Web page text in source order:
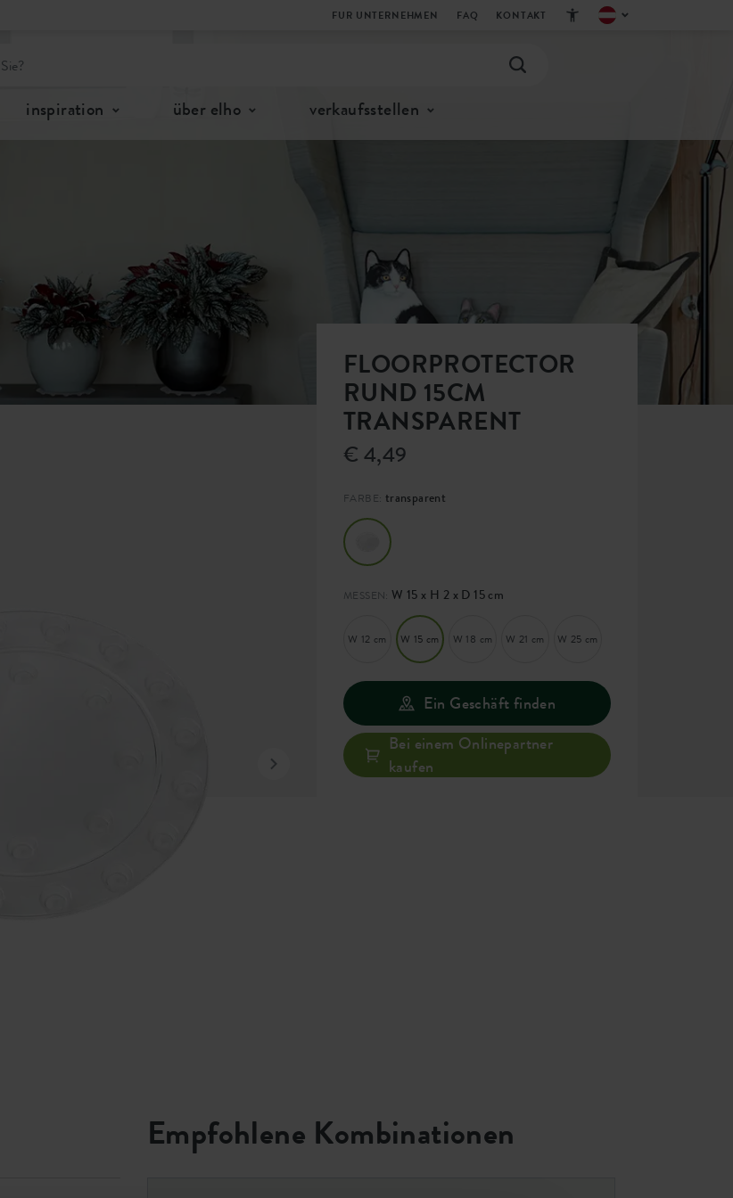
FUR UNTERNEHMEN FAQ KONTAKT
inspiration über elho verkaufsstellen
FLOORPROTECTOR
RUND 15CM
TRANSPARENT
€ 4,49
FARBE: transparent
MESSEN: W 15 x H 2 x D 15 cm
W 12 cm W 15 cm W 18 cm W 21 cm W 25 cm
Ein Geschäft finden
Bei einem Onlinepartner
kaufen
Empfohlene Kombinationen